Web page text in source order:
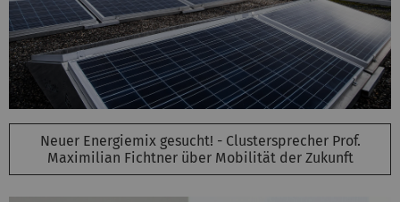
Neuer Energiemix gesucht! - Clustersprecher Prof.
Maximilian Fichtner über Mobilität der Zukunft